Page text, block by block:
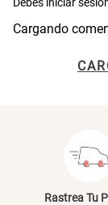
Cargando
Rastrea Tu